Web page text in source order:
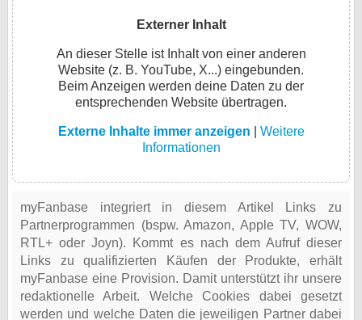
Externer Inhalt
An dieser Stelle ist Inhalt von einer anderen
Website (z. B. YouTube, X...) eingebunden.
Beim Anzeigen werden deine Daten zu der
entsprechenden Website übertragen.
Externe Inhalte immer anzeigen
Weitere
Informationen
myFanbase integriert in diesem Artikel Links zu
Partnerprogrammen (bspw. Amazon, Apple TV, WOW,
RTL+ oder Joyn). Kommt es nach dem Aufruf dieser
Links zu qualifizierten Käufen der Produkte, erhält
myFanbase eine Provision. Damit unterstützt ihr unsere
redaktionelle Arbeit. Welche Cookies dabei gesetzt
werden und welche Daten die jeweiligen Partner dabei